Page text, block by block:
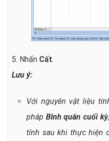
5. Nhấn Cất.
Lưu ý:
Với nguyên vật liệu
pháp Bình quân cuối kỳ
tính sau khi thực hiện